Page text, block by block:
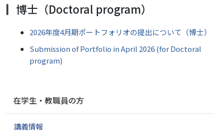
博士（Doctoral program）
2026年度4月期ポートフォリオの提出について（博士）
Submission of Portfolio in April 2026 (for Doctoral
program)
ゲ
在学生・教職員の方
講義情報